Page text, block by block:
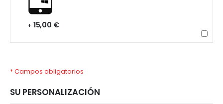
+ 15,00 €
* Campos obligatorios
SU PERSONALIZACIÓN